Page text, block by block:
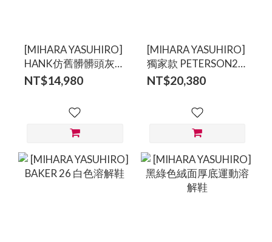
[MIHARA YASUHIRO]
HANK仿舊髒髒頭灰色
休閒鞋
NT$14,980
[MIHARA YASUHIRO]
獨家款 PETERSON23
黑色作舊鉚釘溶解鞋
NT$20,380